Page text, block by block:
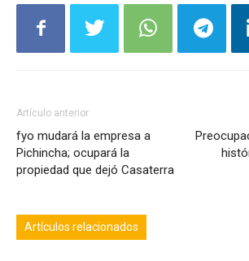
Artículo anterior
fyo mudará la empresa a
Pichincha; ocupará la
propiedad que dejó Casaterra
Artículos relacionados